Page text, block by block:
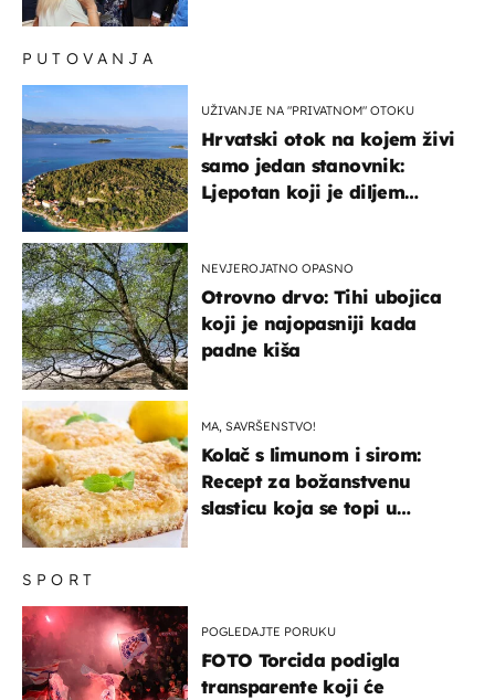
SPORT
POGLEDAJTE PORUKU
FOTO Torcida podigla
transparente koji će
PUTOVANJA
UŽIVANJE NA "PRIVATNOM" OTOKU
Hrvatski otok na kojem živi
samo jedan stanovnik:
Ljepotan koji je diljem
NEVJEROJATNO OPASNO
Otrovno drvo: Tihi ubojica
koji je najopasniji kada
padne kiša
MA, SAVRŠENSTVO!
Kolač s limunom i sirom:
Recept za božanstvenu
slasticu koja se topi u